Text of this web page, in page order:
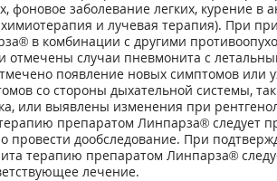
фоновое заболевание легких, курение в
и лучевая терапия). При
® в комбинации с другими
отмечены случаи пневмонита с
появление новых симптомов или
со стороны дыхательной системы,
или выявлены изменения при
препаратом Линпарза® следует
провести дообследование. При
терапию препаратом Линпарза®
лечение.